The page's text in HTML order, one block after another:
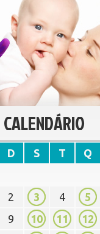
CALENDÁRIO
D S T Q
2
3 4 5
9
10 11 12